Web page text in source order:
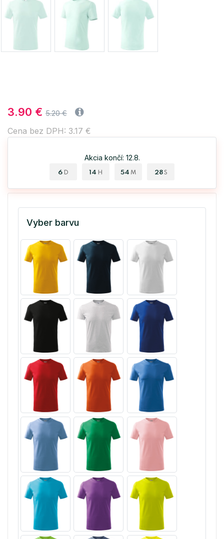
3.90 € 5.20 €
Cena bez DPH: 3.17 €
Akcia končí: 12.8.
6 D 14 H 54 M 27S
Vyber barvu